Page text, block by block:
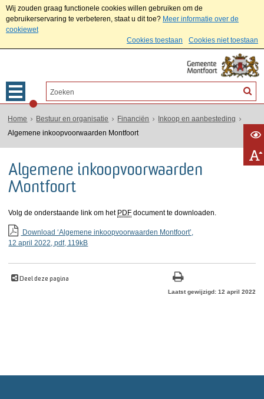
Wij zouden graag functionele cookies willen gebruiken om de
gebruikerservaring te verbeteren, staat u dit toe? Meer informatie over de
cookiewet
Cookies toestaan
Cookies niet toestaan
Home Bestuur en organisatie Financiën
Inkoop en aanbesteding
Algemene inkoopvoorwaarden Montfoort
Algemene inkoopvoorwaarden
Montfoort
Volg de onderstaande link om het PDF document te downloaden.
Download ‘Algemene inkoopvoorwaarden Montfoort’,
12 april 2022,pdf, 119kB
Deel deze pagina
Laatst gewijzigd: 12 april 2022